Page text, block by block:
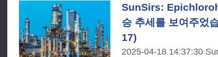
SunSirs:
승 추세를 보여주었
17)
2025-04-18 14:37:30